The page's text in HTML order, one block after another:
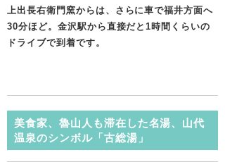
上出長右衛門窯からは、さらに車で福井方面へ
30分ほど。金沢駅から直接だと1時間くらいの
ドライブで到着です。
美食家、魯山人も滞在した名湯、山代
温泉のシンボル「古総湯」